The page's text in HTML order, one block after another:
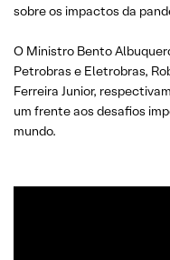
sobre os impactos da
O Ministro Bento
Petrobras e Eletrobras,
Ferreira Junior,
um frente aos desafios
mundo.